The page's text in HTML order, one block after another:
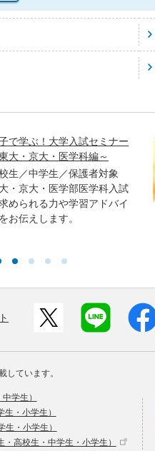
で学ぶ！大学入試セミナー
大・京大・医学科編～
生／中学生／保護者対象
・京大・医学部医学科入試
められる力や学習アドバイ
お伝えします。
ています。
学生）
生・小学生）
生・小学生）
高校生・中学生・小学生）